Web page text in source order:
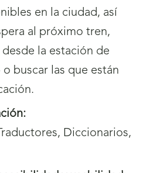
en la ciudad, así
al próximo tren,
la estación de
buscar las que están
Diccionarios,